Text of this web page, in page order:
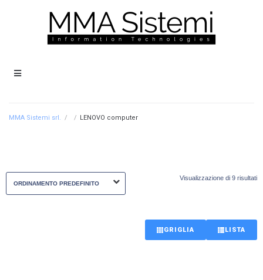
MMA Sistemi srl. / / LENOVO computer
Visualizzazione di 9 risultati
GRIGLIA LISTA